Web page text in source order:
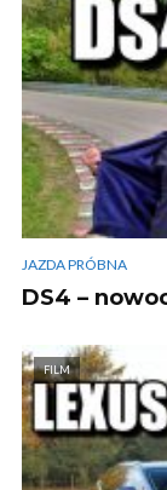
JAZDA PRÓBNA
DS4 –
FILM